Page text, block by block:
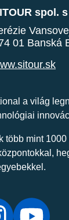
spol.
01 Banská
a világ
több mint